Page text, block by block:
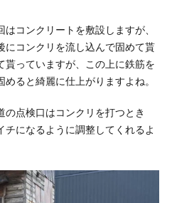
コンクリートを敷設しますが、
にコンクリを流し込んで固めて貰
貰っていますが、この上に鉄筋を
ると綺麗に仕上がりますよね。
の点検口はコンクリを打つとき
チになるように調整してくれるよ